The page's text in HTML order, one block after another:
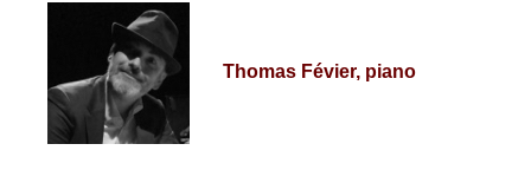
Thomas Févier, piano